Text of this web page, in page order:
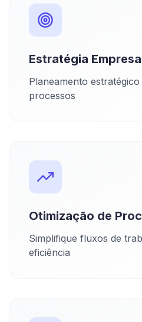
Estratégia
Planeamento
processos
Otimização de
Simplifique fluxos de
eficiência